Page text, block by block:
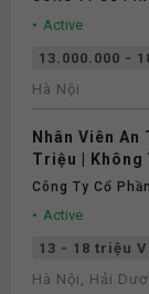
Active
13.000.000 -
Hà Nội
Nhân Viên
Triệu | Không
Công Ty Cổ
Active
13 - 18 triệu
Hà Nội, Hải